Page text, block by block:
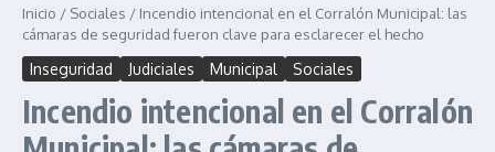
Inicio / Sociales / Incendio intencional en el Corralón Municipal: las
cámaras de seguridad fueron clave para esclarecer el hecho
Inseguridad Judiciales Municipal Sociales
Incendio intencional en el Corralón